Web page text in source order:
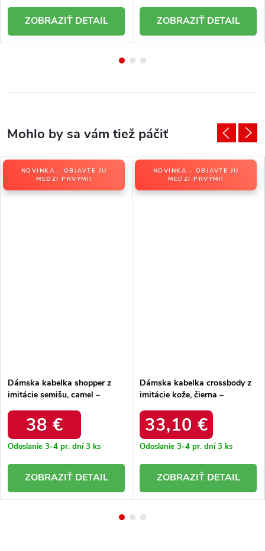
DETAIL DETAIL
NOVINKA – OBJAVTE JU
MEDZI PRVÝMI!
Dámska kabelka shopper z
imitácie semišu, camel –
/ F7570 CAMEL
38 €
Odoslanie 3-4 pr. dní3 ks
DETAIL
NOVINKA – OBJAVTE JU
MEDZI PRVÝMI!
Dámska kabelka crossbody z
imitácie kože, čierna –
/ F8583 NOIR
33,10 €
Odoslanie 3-4 pr. dní3 ks
DETAIL